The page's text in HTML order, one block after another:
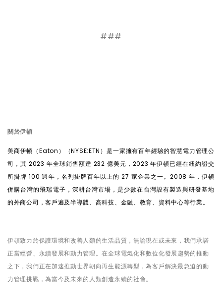
###
關於伊頓
美商伊頓（Eaton ）（NYSE:ETN ）是一家擁有百年經驗的智慧電力管理公
司，其 2023 年全球銷售額達 232 億美元， 2023年伊頓已經在紐約證交
所掛牌 100週年，名列掛牌百年以上的 27 家企業之一。2008年，伊頓
併購台灣的飛瑞電子，深耕台灣市場，是少數在台灣設有製造與研發基地
的外商公司，客戶遍及半導體、高科技、金融、教育、資料中心等行業。
伊頓致力於保護環境和改善人類的生活品質，無論現在或未來，我們承諾
正當經營、永續發展和動力管理。在全球電氣化和數位化發展趨勢的推動
之下，我們正在加速推動世界朝向再生能源轉型，為客戶解決最急迫的動
力管理挑戰，為當今及未來的人類創造永續的社會。